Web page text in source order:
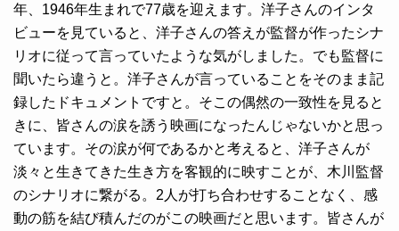
年、1946年生まれで77歳を迎えます。洋子さんのインタ
ビューを見ていると、洋子さんの答えが監督が作ったシナ
リオに従って言っていたような気がしました。でも監督に
聞いたら違うと。洋子さんが言っていることをそのまま記
録したドキュメントですと。そこの偶然の一致性を見ると
きに、皆さんの涙を誘う映画になったんじゃないかと思っ
ています。その涙が何であるかと考えると、洋子さんが
淡々と生きてきた生き方を客観的に映すことが、木川監督
のシナリオに繋がる。2人が打ち合わせすることなく、感
動の筋を結び積んだのがこの映画だと思います。皆さんが